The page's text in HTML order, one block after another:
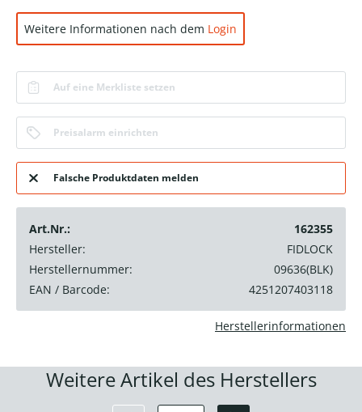
Weitere Informationen nach dem Login
Auf eine Merkliste setzen
Preisalarm einrichten
Falsche Produktdaten melden
Art.Nr.:
162355
Hersteller:
FIDLOCK
Herstellernummer:
09636(BLK)
EAN / Barcode:
4251207403118
Herstellerinformationen
Weitere Artikel des Herstellers